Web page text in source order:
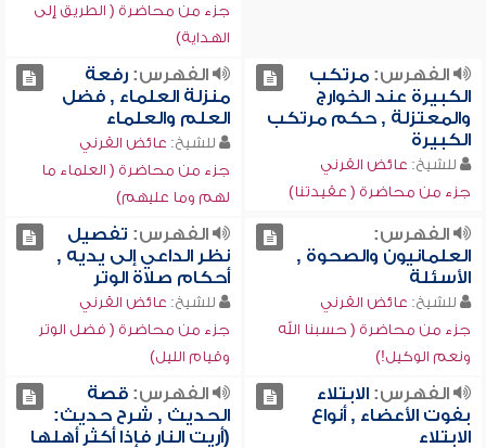
جزء من محاضرة ( الطريق إلى
الهداية)
الفهرس:مرتكب
الكبيرة عند الخوارج
والمعتزلة , حكم مرتكب
الكبيرة
للشيخ: عائض القرني
جزء من محاضرة ( عقيدتنا)
الفهرس:رفعة
منزلة العلماء , فضل
العلم والعلماء
للشيخ: عائض القرني
جزء من محاضرة ( العلماء ما
لهم وما عليهم)
الفهرس:
العلمانيون والصحوة ,
الأسئلة
للشيخ: عائض القرني
جزء من محاضرة ( حسبنا الله
ونعم الوكيل!)
الفهرس: تفصيل
نظر الداعي إلى يديه ,
أحكام صلاة الوتر
للشيخ: عائض القرني
جزء من محاضرة ( فضل الوتر
وقيام الليل)
الفهرس:الابتلاء
بفوت الأعضاء , أنواع
الابتلاء
الفهرس:قصة
الحديث , شرح حديث:
(أريت النار فإذا أكثر أهلها